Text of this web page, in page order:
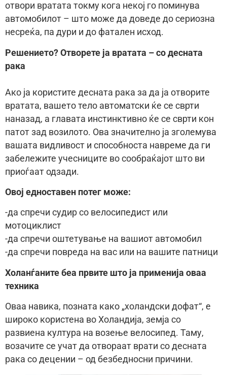
отвори вратата токму кога некој го поминува
автомобилот – што може да доведе до сериозна
несреќа, па дури и до фатален исход.
Решението? Отворете ја вратата – со десната
рака
Ако ја користите десната рака за да ја отворите
вратата, вашето тело автоматски ќе се сврти
наназад, а главата инстинктивно ќе се сврти кон
патот зад возилото. Ова значително ја зголемува
вашата видливост и способноста навреме да ги
забележите учесниците во сообраќајот што ви
приоѓаат одзади.
Овој едноставен потег може:
-да спречи судир со велосипедист или
мотоциклист
-да спречи оштетување на вашиот автомобил
-да спречи повреда на вас или на вашите патници
Холанѓаните беа првите што ја применија оваа
техника
Оваа навика, позната како „холандски дофат“, е
широко користена во Холандија, земја со
развиена култура на возење велосипед. Таму,
возачите се учат да отвораат врати со десната
рака со децении – од безбедносни причини.